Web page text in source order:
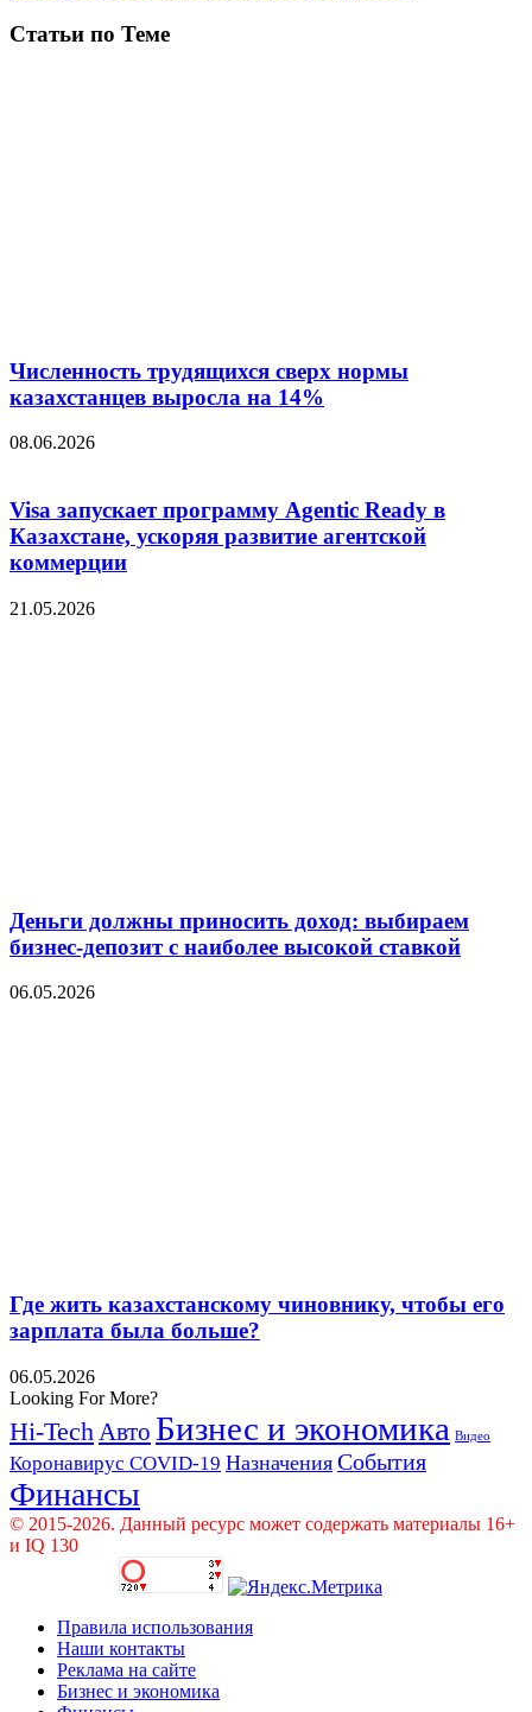
Статьи по Теме
Численность трудящихся сверх нормы
казахстанцев выросла на 14%
08.06.2026
Visa запускает программу Agentic Ready в
Казахстане, ускоряя развитие агентской
коммерции
21.05.2026
Деньги должны приносить доход: выбираем
бизнес-депозит с наиболее высокой ставкой
06.05.2026
Где жить казахстанскому чиновнику, чтобы его
зарплата была больше?
06.05.2026
Looking For More?
Hi-Tech Авто Бизнес и экономика Видео
Коронавирус COVID-19 Назначения События
Финансы
© 2015-2026. Данный ресурс может содержать материалы 16+
и IQ 130
Правила использования
Наши контакты
Реклама на сайте
Бизнес и экономика